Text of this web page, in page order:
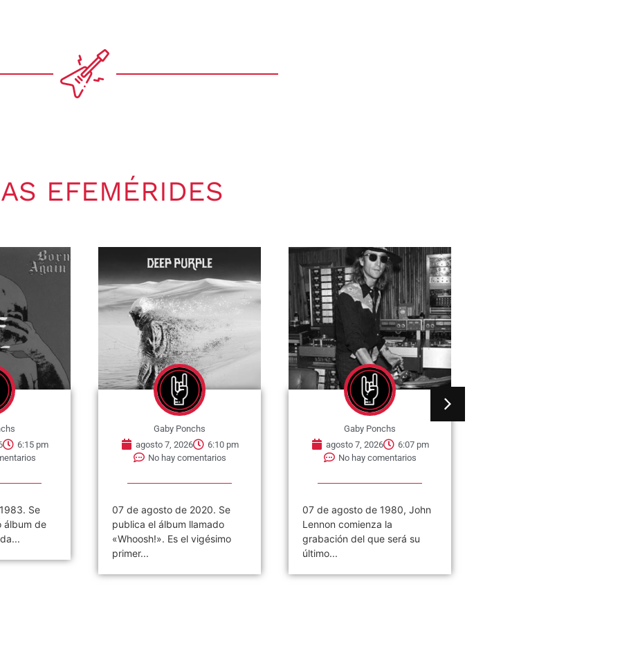
EFEMÉRIDES
6:15 pm
Se
álbum de
Gaby Ponchs
agosto 7, 2026
6:10 pm
No hay comentarios
07 de agosto de 2020. Se
publica el álbum llamado
«Whoosh!». Es el vigésimo
primer...
Gaby Ponchs
agosto 7, 2026
6:07 pm
No hay comentarios
07 de agosto de 1980, John
Lennon comienza la
grabación del que será su
último...